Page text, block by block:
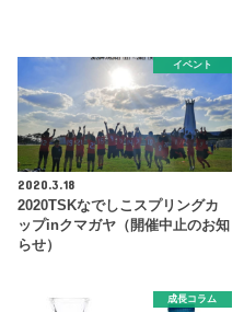
イベント
2020.3.18
2020TSKなでしこスプリングカ
ップinクマガヤ（開催中止のお知
らせ）
成長コラム